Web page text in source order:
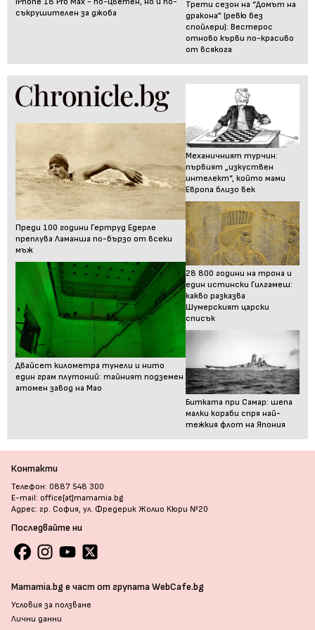
съкрушителен за джоба
Трети сезон на “Домът на
дракона” (ревю без
спойлери): Вестерос
отново кърви по-красиво
от всякога
Преди 100 години Гертруд Едерле
преплува Ламанша по-бързо от всеки
мъж
Двайсет километра тунели и нито
един грам плутоний: тайният подземен
атомен завод на Мао
Механичният турчин:
първият „изкуствен
интелект“, който мами
Европа близо век
28 800 години на трона и
един истински Гилгамеш:
какво разказва
Шумерският царски
списък
Битката при Самар: шепа
малки кораби спря най-
тежкия флот на Япония
Контакти
Телефон: 0887 548 300
E-mail: office[at]mamamia.bg
Адрес: гр. София, ул. Фредерик Жолио Кюри №20
Последвайте ни
Mamamia.bg е част от групата WebCafe.bg
Условия за ползване
Лични данни